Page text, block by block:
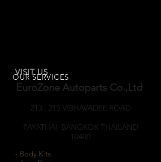
VISIT US
OUR SERVICES
EuroZone Autoparts Co.,Ltd
213 , 215 VIBHAVADEE ROAD
PAYATHAI BANGKOK THAILAND
10400
- Body Kits